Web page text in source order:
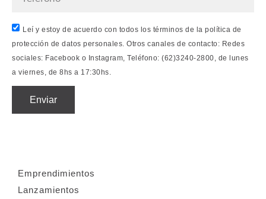
Leí y estoy de acuerdo con todos los términos de la política de
protección de datos personales. Otros canales de contacto: Redes
sociales: Facebook o Instagram, Teléfono: (62)3240-2800, de lunes
a viernes, de 8hs a 17:30hs.
Enviar
Emprendimientos
Lanzamientos